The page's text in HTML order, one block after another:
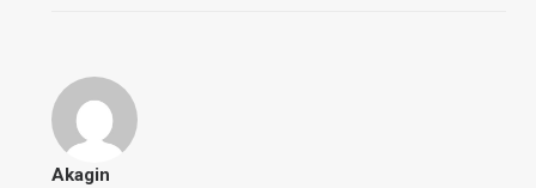
Akagin